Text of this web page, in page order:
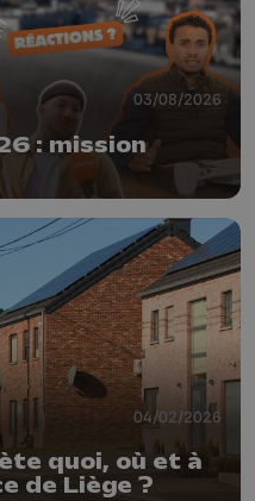
03/08/2026
: mission
04/02/2026
quoi, où et à
de Liège ?